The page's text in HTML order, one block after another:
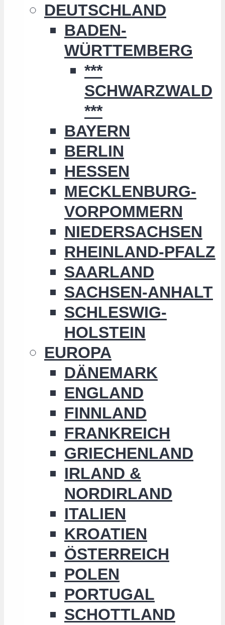
DEUTSCHLAND
BADEN-
WÜRTTEMBERG
***
SCHWARZWALD
***
BAYERN
BERLIN
HESSEN
MECKLENBURG-
VORPOMMERN
NIEDERSACHSEN
RHEINLAND-PFALZ
SAARLAND
SACHSEN-ANHALT
SCHLESWIG-
HOLSTEIN
EUROPA
DÄNEMARK
ENGLAND
FINNLAND
FRANKREICH
GRIECHENLAND
IRLAND &
NORDIRLAND
ITALIEN
KROATIEN
ÖSTERREICH
POLEN
PORTUGAL
SCHOTTLAND